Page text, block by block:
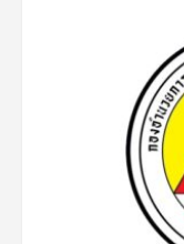
politiques
votée,
pour
jeunes
accusés
majesté.